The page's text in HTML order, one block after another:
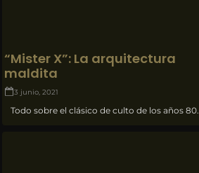
“Mister X”: La arquitectura
maldita
3 junio, 2021
Todo sobre el clásico de culto de los años 80.